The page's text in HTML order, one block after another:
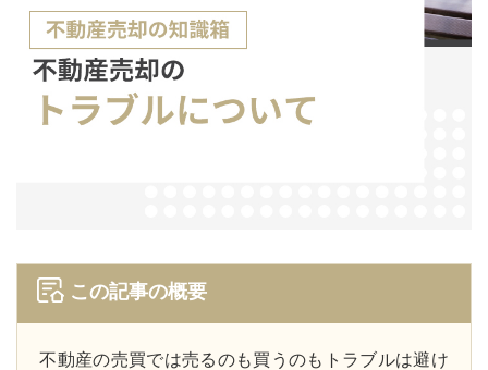
この記事の概要
不動産の売買では売るのも買うのもトラブルは避け